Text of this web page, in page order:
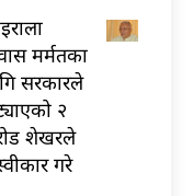
मर्मतका
सरकारले
२
शेखरले
गरे